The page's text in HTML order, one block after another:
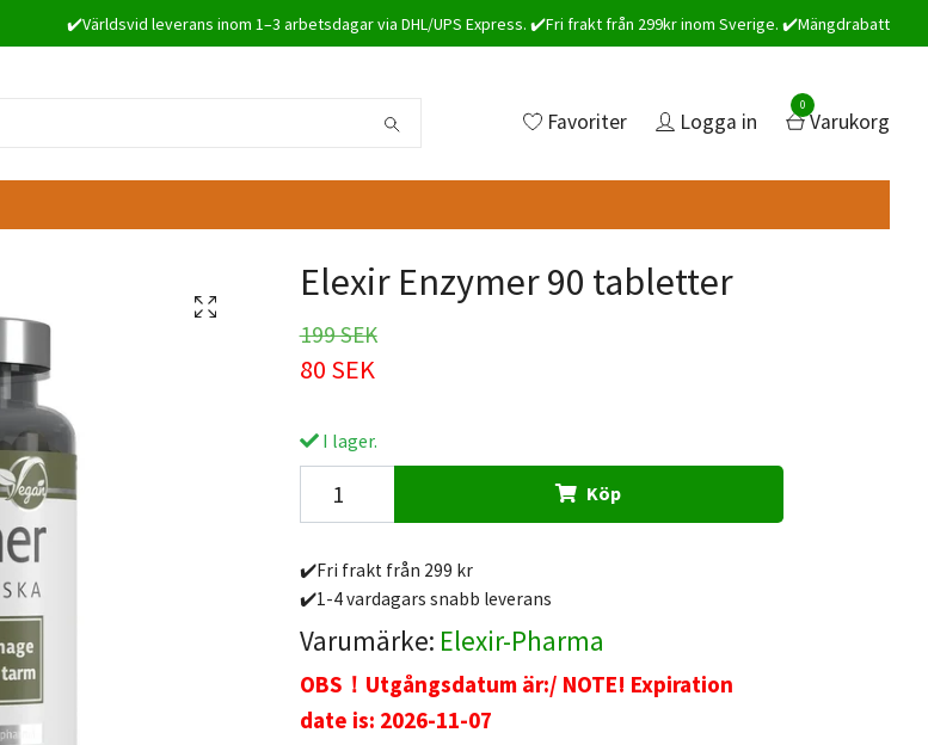
✔️Världsvid leverans inom 1–3 arbetsdagar via DHL/UPS Express. ✔️Fri frakt från 299kr inom Sverige. ✔️Mängdrabatt
Favoriter Logga in
0
Varukorg
Elexir Enzymer 90 tabletter
199 SEK
80 SEK
I lager.
Köp
✔️Fri frakt från 299 kr
✔️1-4 vardagars snabb leverans
Varumärke: Elexir-Pharma
OBS！Utgångsdatum är:/ NOTE! Expiration
date is: 2026-11-07